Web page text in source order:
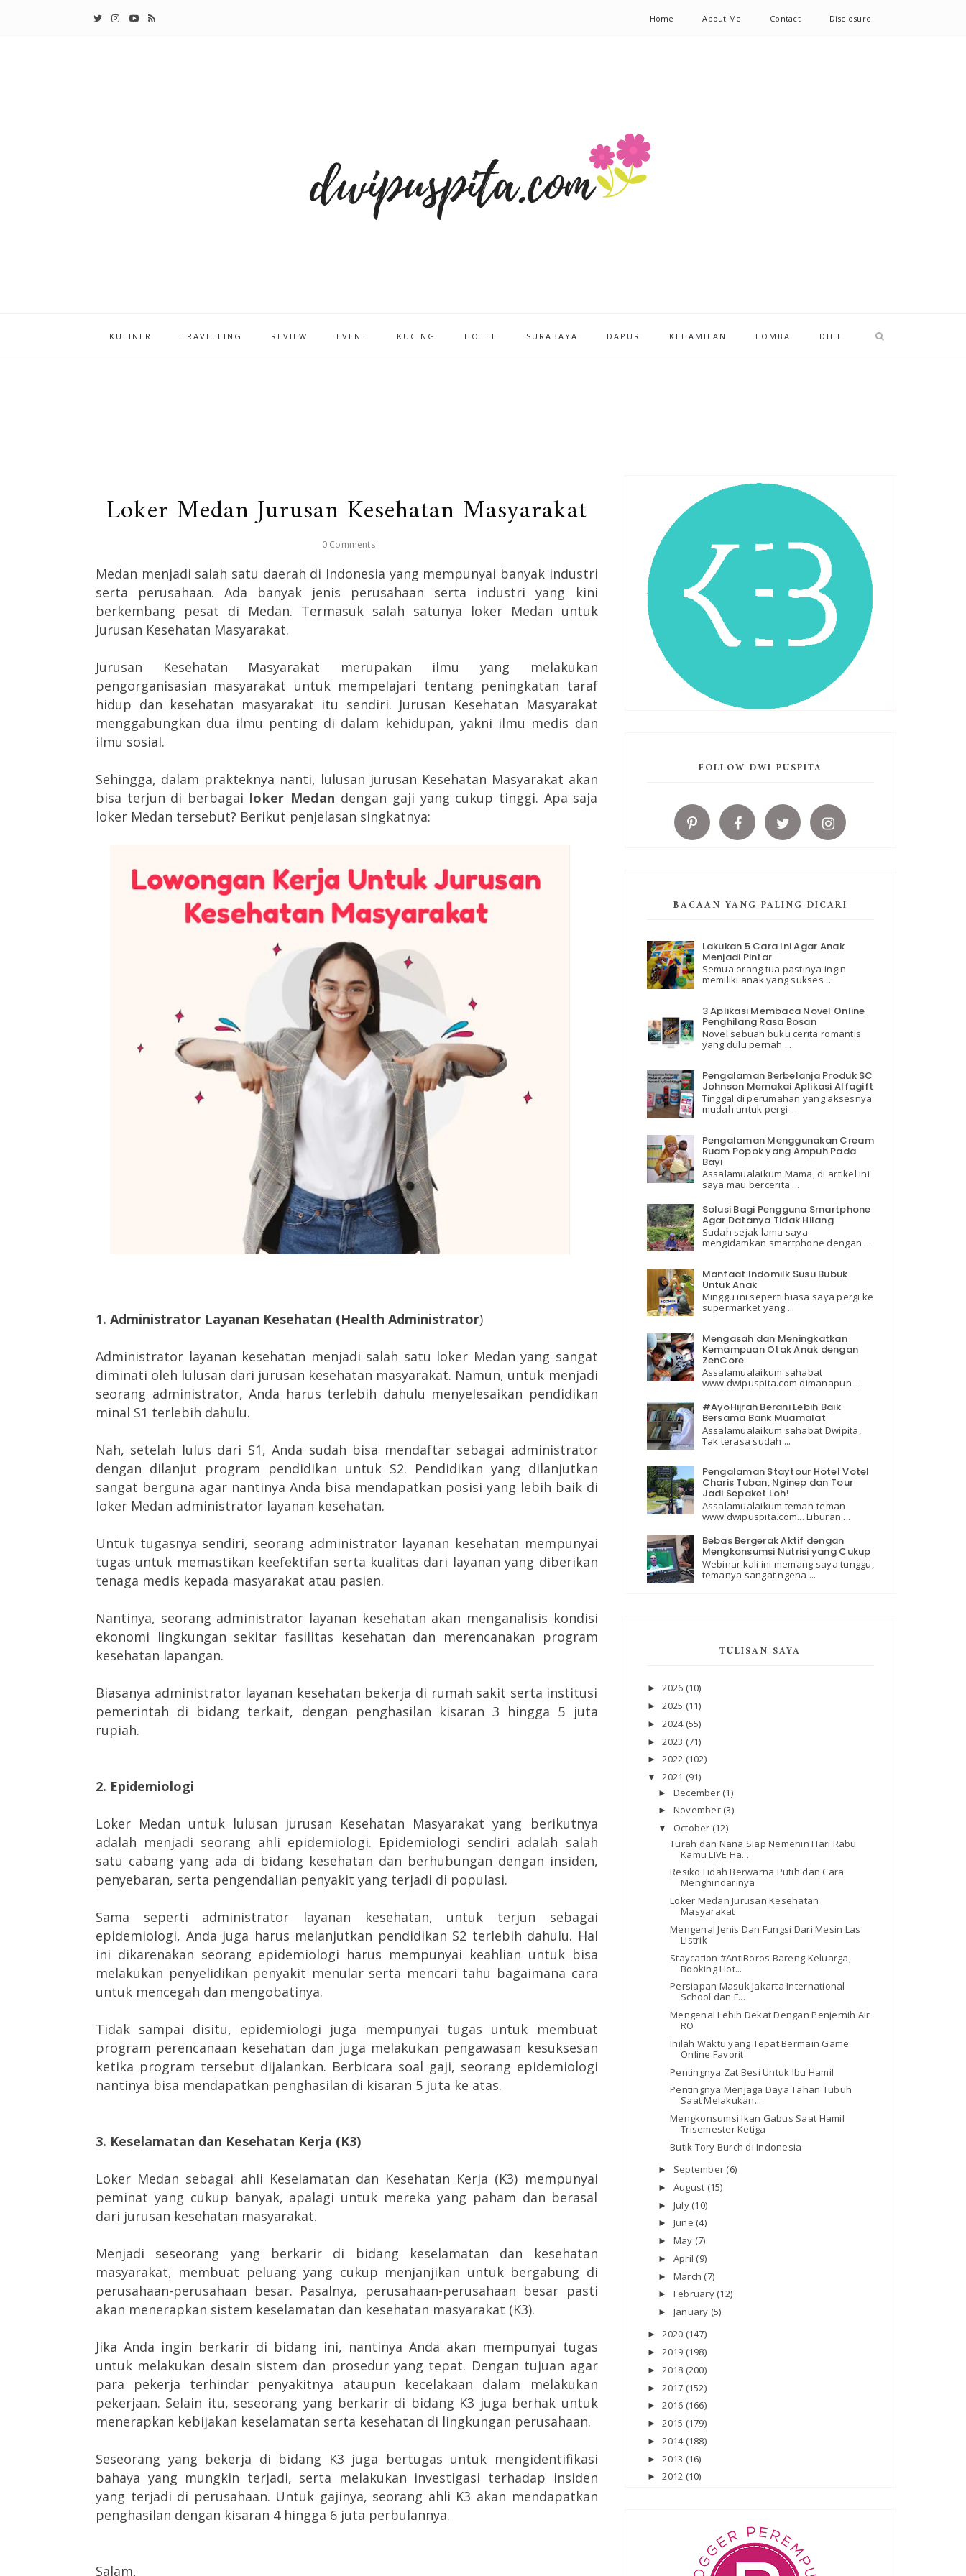
Home About Me Contact Disclosure
KULINER TRAVELLING REVIEW EVENT KUCING HOTEL SURABAYA DAPUR KEHAMILAN LOMBA DIET
Loker Medan Jurusan Kesehatan Masyarakat
0 Comments
Medan menjadi salah satu daerah di Indonesia yang mempunyai banyak industri
serta perusahaan.Ada banyak jenis perusahaan serta industri yang kini
berkembang pesat di Medan. Termasuk salah satunya loker Medan untuk
Jurusan Kesehatan Masyarakat.
Jurusan Kesehatan Masyarakat merupakan ilmu yang melakukan
pengorganisasian masyarakat untuk mempelajari tentang peningkatan taraf
hidup dan kesehatan masyarakat itu sendiri. Jurusan Kesehatan Masyarakat
menggabungkan dua ilmu penting di dalam kehidupan, yakni ilmu medis dan
ilmu sosial.
Sehingga, dalam prakteknya nanti, lulusan jurusan Kesehatan Masyarakat akan
bisa terjun di berbagai loker Medan dengan gaji yang cukup tinggi. Apa saja
loker Medan tersebut? Berikut penjelasan singkatnya:
1. Administrator Layanan Kesehatan (Health Administrator)
Administrator layanan kesehatan menjadi salah satu loker Medan yang sangat
diminati oleh lulusan dari jurusan kesehatan masyarakat. Namun, untuk menjadi
seorang administrator, Anda harus terlebih dahulu menyelesaikan pendidikan
minal S1 terlebih dahulu.
Nah, setelah lulus dari S1, Anda sudah bisa mendaftar sebagai administrator
dengan dilanjut program pendidikan untuk S2. Pendidikan yang dilanjutkan
sangat berguna agar nantinya Anda bisa mendapatkan posisi yang lebih baik di
loker Medan administrator layanan kesehatan.
Untuk tugasnya sendiri, seorang administrator layanan kesehatan mempunyai
tugas untuk memastikan keefektifan serta kualitas dari layanan yang diberikan
tenaga medis kepada masyarakat atau pasien.
Nantinya, seorang administrator layanan kesehatan akan menganalisis kondisi
ekonomi lingkungan sekitar fasilitas kesehatan dan merencanakan program
kesehatan lapangan.
Biasanya administrator layanan kesehatan bekerja di rumah sakit serta institusi
pemerintah di bidang terkait, dengan penghasilan kisaran 3 hingga 5 juta
rupiah.
2. Epidemiologi
Loker Medan untuk lulusan jurusan Kesehatan Masyarakat yang berikutnya
adalah menjadi seorang ahli epidemiologi. Epidemiologi sendiri adalah salah
satu cabang yang ada di bidang kesehatan dan berhubungan dengan insiden,
penyebaran, serta pengendalian penyakit yang terjadi di populasi.
Sama seperti administrator layanan kesehatan, untuk terjun sebagai
epidemiologi, Anda juga harus melanjutkan pendidikan S2 terlebih dahulu. Hal
ini dikarenakan seorang epidemiologi harus mempunyai keahlian untuk bisa
melakukan penyelidikan penyakit menular serta mencari tahu bagaimana cara
untuk mencegah dan mengobatinya.
Tidak sampai disitu, epidemiologi juga mempunyai tugas untuk membuat
program perencanaan kesehatan dan juga melakukan pengawasan kesuksesan
ketika program tersebut dijalankan. Berbicara soal gaji, seorang epidemiologi
nantinya bisa mendapatkan penghasilan di kisaran 5 juta ke atas.
3. Keselamatan dan Kesehatan Kerja (K3)
Loker Medan sebagai ahli Keselamatan dan Kesehatan Kerja (K3) mempunyai
peminat yang cukup banyak, apalagi untuk mereka yang paham dan berasal
dari jurusan kesehatan masyarakat.
Menjadi seseorang yang berkarir di bidang keselamatan dan kesehatan
masyarakat, membuat peluang yang cukup menjanjikan untuk bergabung di
perusahaan-perusahaan besar. Pasalnya, perusahaan-perusahaan besar pasti
akan menerapkan sistem keselamatan dan kesehatan masyarakat (K3).
Jika Anda ingin berkarir di bidang ini, nantinya Anda akan mempunyai tugas
untuk melakukan desain sistem dan prosedur yang tepat. Dengan tujuan agar
para pekerja terhindar penyakitnya ataupun kecelakaan dalam melakukan
pekerjaan. Selain itu, seseorang yang berkarir di bidang K3 juga berhak untuk
menerapkan kebijakan keselamatan serta kesehatan di lingkungan perusahaan.
Seseorang yang bekerja di bidang K3 juga bertugas untuk mengidentifikasi
bahaya yang mungkin terjadi, serta melakukan investigasi terhadap insiden
yang terjadi di perusahaan. Untuk gajinya, seorang ahli K3 akan mendapatkan
penghasilan dengan kisaran 4 hingga 6 juta perbulannya.
Salam,
FOLLOW DWI PUSPITA
BACAAN YANG PALING DICARI
Lakukan 5 Cara Ini Agar Anak
Menjadi Pintar
Semua orang tua pastinya ingin
memiliki anak yang sukses ...
3 Aplikasi Membaca Novel Online
Penghilang Rasa Bosan
Novel sebuah buku cerita romantis
yang dulu pernah ...
Pengalaman Berbelanja Produk SC
Johnson Memakai Aplikasi Alfagift
Tinggal di perumahan yang aksesnya
mudah untuk pergi ...
Pengalaman Menggunakan Cream
Ruam Popok yang Ampuh Pada
Bayi
Assalamualaikum Mama, di artikel ini
saya mau bercerita ...
Solusi Bagi Pengguna Smartphone
Agar Datanya Tidak Hilang
Sudah sejak lama saya
mengidamkan smartphone dengan ...
Manfaat Indomilk Susu Bubuk
Untuk Anak
Minggu ini seperti biasa saya pergi ke
supermarket yang ...
Mengasah dan Meningkatkan
Kemampuan Otak Anak dengan
ZenCore
Assalamualaikum sahabat
www.dwipuspita.com dimanapun ...
#AyoHijrah Berani Lebih Baik
Bersama Bank Muamalat
Assalamualaikum sahabat Dwipita,
Tak terasa sudah ...
Pengalaman Staytour Hotel Votel
Charis Tuban, Nginep dan Tour
Jadi Sepaket Loh!
Assalamualaikum teman-teman
www.dwipuspita.com... Liburan ...
Bebas Bergerak Aktif dengan
Mengkonsumsi Nutrisi yang Cukup
Webinar kali ini memang saya tunggu,
temanya sangat ngena ...
TULISAN SAYA
►2026 (10)
►2025 (11)
►2024 (55)
►2023 (71)
►2022 (102)
▼2021 (91)
► December (1)
► November (3)
▼ October (12)
Turah dan Nana Siap Nemenin Hari Rabu
Kamu LIVE Ha...
Resiko Lidah Berwarna Putih dan Cara
Menghindarinya
Loker Medan Jurusan Kesehatan
Masyarakat
Mengenal Jenis Dan Fungsi Dari Mesin Las
Listrik
Staycation #AntiBoros Bareng Keluarga,
Booking Hot...
Persiapan Masuk Jakarta International
School dan F...
Mengenal Lebih Dekat Dengan Penjernih Air
RO
Inilah Waktu yang Tepat Bermain Game
Online Favorit
Pentingnya Zat Besi Untuk Ibu Hamil
Pentingnya Menjaga Daya Tahan Tubuh
Saat Melakukan...
Mengkonsumsi Ikan Gabus Saat Hamil
Trisemester Ketiga
Butik Tory Burch di Indonesia
► September (6)
► August (15)
► July (10)
► June (4)
► May (7)
► April (9)
► March (7)
► February (12)
► January (5)
►2020 (147)
►2019 (198)
►2018 (200)
►2017 (152)
►2016 (166)
►2015 (179)
►2014 (188)
►2013 (16)
►2012 (10)